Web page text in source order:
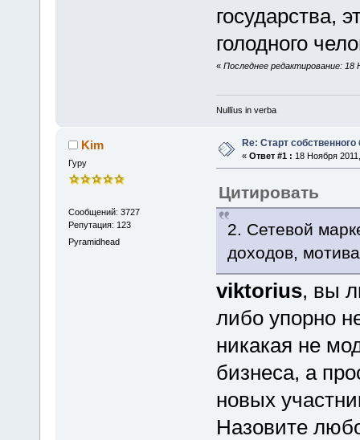
государства,
голодного
« Последнее редактирование: 18
Nullīus in verba
Kim
Гуру
Сообщений: 3727
Репутация: 123
Pyramidhead
Re: Старт собственного
« Ответ #1 : 18 Ноября
Цитировать
2. Сетевой
доходов,
viktorius, вы
либо упорно
никакая не
бизнеса, а
новых
Назовите